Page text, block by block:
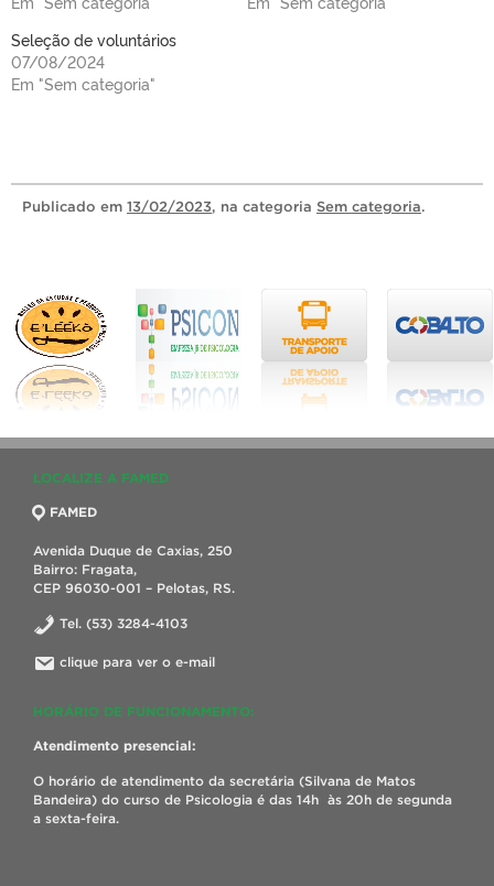
Seleção de voluntários
07/08/2024
Em "Sem categoria"
Publicado em 13/02/2023, na categoria Sem categoria.
LOCALIZE A FAMED
FAMED
Avenida Duque de Caxias, 250
Bairro: Fragata,
CEP 96030-001 – Pelotas, RS.
Tel. (53) 3284-4103
clique para ver o e-mail
HORÁRIO DE FUNCIONAMENTO:
Atendimento presencial:
O horário de atendimento da secretária (Silvana de Matos
Bandeira) do curso de Psicologia é das 14h às 20h de segunda
a sexta-feira.